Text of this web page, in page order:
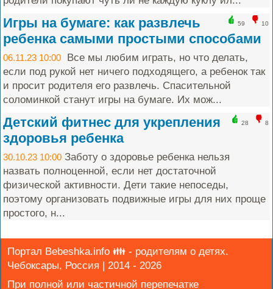
59 10
Игры на бумаге: как развлечь
ребенка самыми простыми способами
06.11.23 10:00 Все мы любим играть, но что делать,
если под рукой нет ничего подходящего, а ребенок так
и просит родителя его развлечь. Спасительной
соломинкой станут игры на бумаге. Их мож...
28 8
Детский фитнес для укрепления
здоровья ребенка
30.10.23 10:00 Заботу о здоровье ребенка нельзя
назвать полноценной, если нет достаточной
физической активности. Дети такие непоседы,
поэтому организовать подвижные игры для них проще
простого, н...
Портал Bebeshka.info 👪 - родителям о детях.
Чебоксары, Россия | 2014 - 2026
При полной или частичной перепечатке